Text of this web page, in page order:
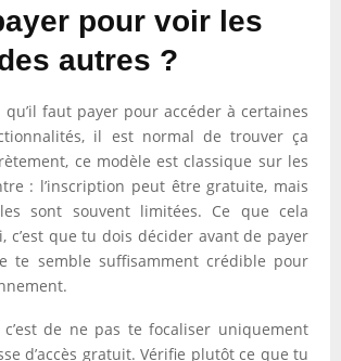
pour voir les
autres ?
qu’il faut payer pour accéder à certaines
il est normal de trouver ça
ce modèle est classique sur les
: l’inscription peut être gratuite, mais
sont souvent limitées. Ce que cela
c’est que tu dois décider avant de payer
te semble suffisamment crédible pour
c’est de ne pas te focaliser uniquement
d’accès gratuit. Vérifie plutôt ce que tu